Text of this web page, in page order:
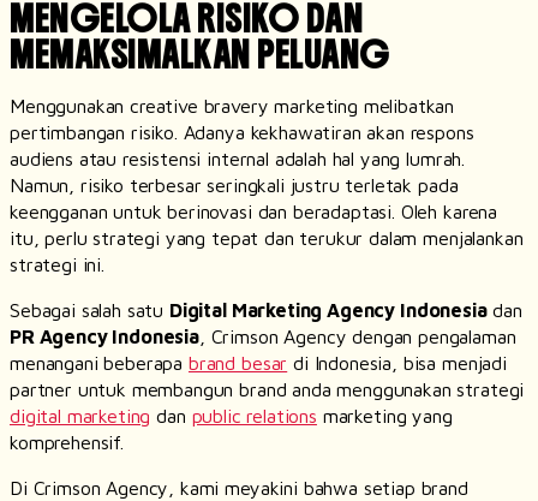
MENGELOLA RISIKO DAN
MEMAKSIMALKAN PELUANG
Menggunakancreative bravery marketing melibatkan
pertimbangan risiko. Adanya kekhawatiran akan respons
audiens atau resistensi internal adalah hal yang lumrah.
Namun, risiko terbesar seringkali justru terletak pada
keengganan untuk berinovasi dan beradaptasi. Oleh karena
itu, perlu strategi yang tepat dan terukur dalam menjalankan
strategi ini.
Sebagai salah satu Digital Marketing Agency Indonesiadan
PR AgencyIndonesia, Crimson Agency dengan pengalaman
menangani beberapa brand besar di Indonesia, bisa menjadi
partner untuk membangun brand anda menggunakan strategi
digital marketing dan public relations marketing yang
komprehensif.
Di Crimson Agency, kami meyakini bahwa setiap brand